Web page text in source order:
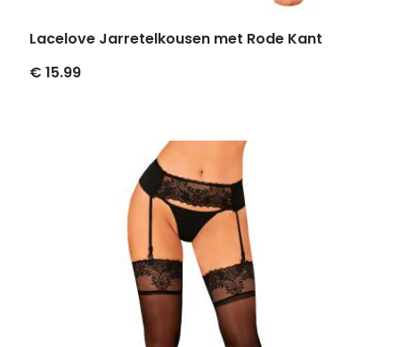
Lacelove Jarretelkousen met Rode Kant
€ 15.99